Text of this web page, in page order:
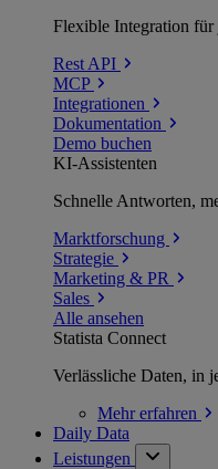
Flexible Integration für
Rest API
MCP
Integrationen
Dokumentation
Demo buchen
KI-Assistenten
Schnelle Antworten,
Marktforschung
Strategie
Marketing & PR
Sales
Alle ansehen
Statista Connect
Verlässliche Daten, in
Mehrerfahren
Daily Data
Leistungen